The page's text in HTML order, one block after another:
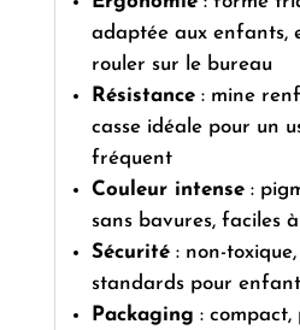
adaptée aux enfants,
rouler sur le bureau
Résistance: mine
casse idéale pour un
fréquent
Couleur intense:
sans bavures, faciles
Sécurité: non-
standards pour
Packaging :